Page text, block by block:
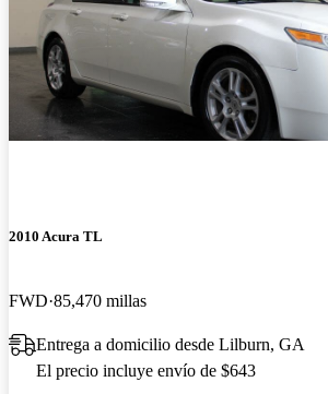
2010 Acura TL
FWD 85,470 millas
Entrega a domicilio desde Lilburn, GA
El precio incluye envío de $643